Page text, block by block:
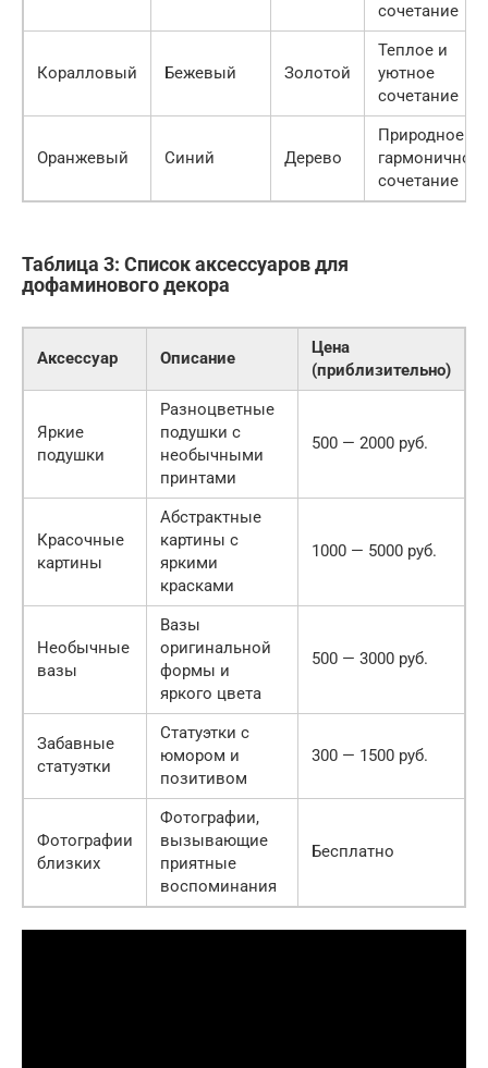
сочетание
Коралловый Бежевый Золотой
Теплое и
уютное
сочетание
Оранжевый Синий Дерево
Природное и
гармоничное
сочетание
Таблица 3: Список аксессуаров для
дофаминового декора
Аксессуар Описание
Цена
(приблизительно)
Яркие
подушки
Разноцветные
подушки с
необычными
принтами
500 — 2000 руб.
Красочные
картины
Абстрактные
картины с
яркими
красками
1000 — 5000 руб.
Необычные
вазы
Вазы
оригинальной
формы и
яркого цвета
500 — 3000 руб.
Забавные
статуэтки
Статуэтки с
юмором и
позитивом
300 — 1500 руб.
Фотографии
близких
Фотографии,
вызывающие
приятные
воспоминания
Бесплатно